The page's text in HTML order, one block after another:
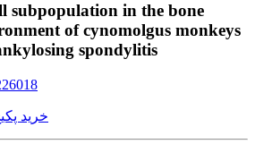
subpopulation in the bone
of cynomolgus monkeys
spondylitis
خرید